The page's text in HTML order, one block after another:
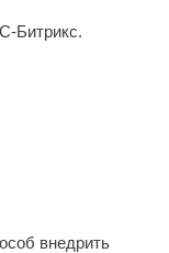
Битрикс.
внедрить